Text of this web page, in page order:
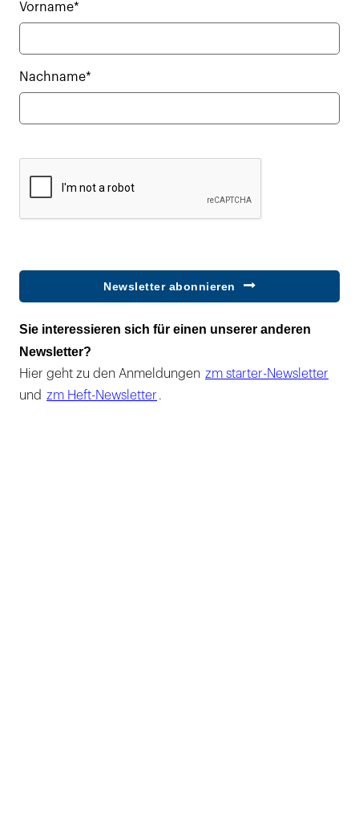
Vorname*
Nachname*
Newsletter abonnieren
Sie interessieren sich für einen unserer anderen
Newsletter?
Hier geht zu den Anmeldungen zm starter-Newsletter
und zm Heft-Newsletter .